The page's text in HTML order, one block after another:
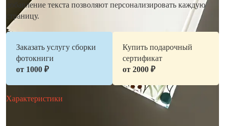
добавление текста позволяют персонализировать каждую
страницу.
Заказать услугу сборки
фотокниги
от 1000 ₽
Купить подарочный
сертификат
от 2000 ₽
Характеристики